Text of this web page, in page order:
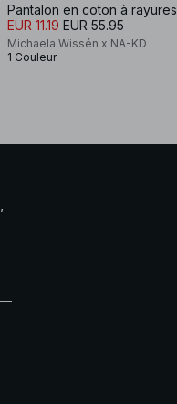
Pantalon en coton à rayures
EUR 11.19 EUR 55.95
Michaela Wissén x NA-KD
1 Couleur